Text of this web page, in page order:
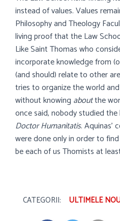
instead of values. Values
Philosophy and Theology
living proof that the Law
Like Saint Thomas who
incorporate knowledge from
(and should) relate to other
tries to organize the world
without knowing aboutthe
once said, nobody studied
Doctor Humanitatis. Aquinas’
were done only in order to
be each of us Thomists at
CATEGORII: ULTIMELE